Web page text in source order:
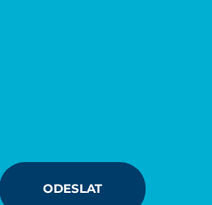
ODESLAT